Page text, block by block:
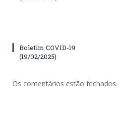
Boletim COVID-19
(19/02/2025)
Os comentários estão fechados.